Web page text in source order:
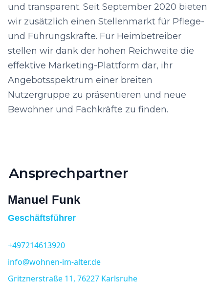
und transparent. Seit September 2020 bieten
wir zusätzlich einen Stellenmarkt für Pflege-
und Führungskräfte. Für Heimbetreiber
stellen wir dank der hohen Reichweite die
effektive Marketing-Plattform dar, ihr
Angebotsspektrum einer breiten
Nutzergruppe zu präsentieren und neue
Bewohner und Fachkräfte zu finden.
Ansprechpartner
Manuel Funk
Geschäftsführer
+497214613920
info@wohnen-im-alter.de
Gritznerstraße 11, 76227 Karlsruhe